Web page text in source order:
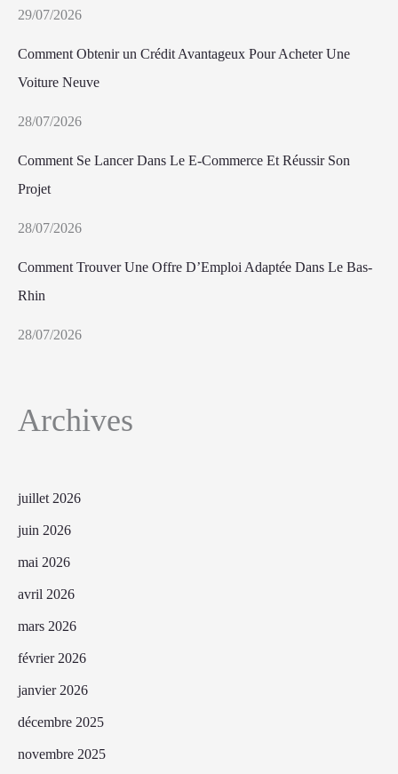
29/07/2026
Comment Obtenir un Crédit Avantageux Pour Acheter Une
Voiture Neuve
28/07/2026
Comment Se Lancer Dans Le E-Commerce Et Réussir Son
Projet
28/07/2026
Comment Trouver Une Offre D’Emploi Adaptée Dans Le Bas-
Rhin
28/07/2026
Archives
juillet 2026
juin 2026
mai 2026
avril 2026
mars 2026
février 2026
janvier 2026
décembre 2025
novembre 2025